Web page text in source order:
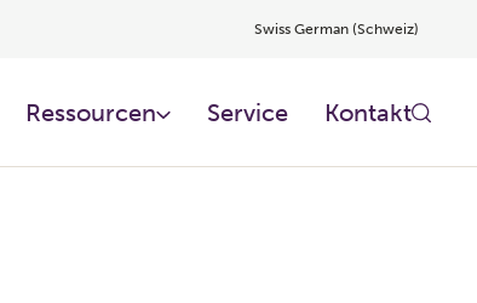
Swiss German (Schweiz)
Ressourcen Service Kontakt